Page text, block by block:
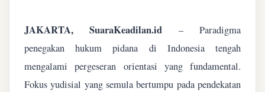
JAKARTA, SuaraKeadilan.id – Paradigma
penegakan hukum pidana di Indonesia tengah
mengalami pergeseran orientasi yang fundamental.
Fokus yudisial yang semula bertumpu pada pendekatan